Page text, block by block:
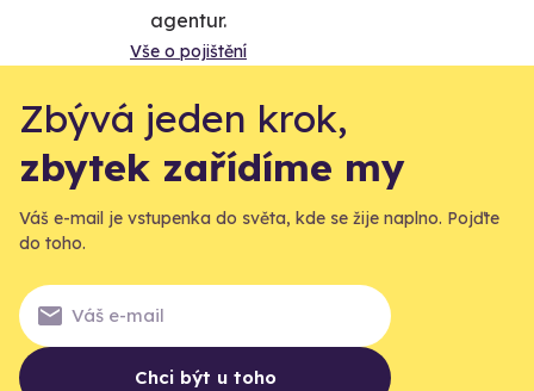
agentur.
Vše o pojištění
Zbývá jeden krok,
zbytek zařídíme my
Váš e-mail je vstupenka do světa, kde se žije naplno. Pojďte
do toho.
Chci být u toho